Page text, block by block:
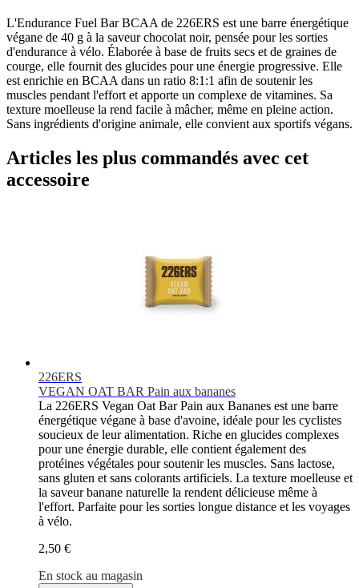
L'Endurance Fuel Bar BCAA de 226ERS est une barre énergétique
végane de 40 g à la saveur chocolat noir, pensée pour les sorties
d'endurance à vélo. Élaborée à base de fruits secs et de graines de
courge, elle fournit des glucides pour une énergie progressive. Elle
est enrichie en BCAA dans un ratio 8:1:1 afin de soutenir les
muscles pendant l'effort et apporte un complexe de vitamines. Sa
texture moelleuse la rend facile à mâcher, même en pleine action.
Sans ingrédients d'origine animale, elle convient aux sportifs végans.
Articles les plus commandés avec cet
accessoire
226ERS
VEGAN OAT BAR Pain aux bananes
La 226ERS Vegan Oat Bar Pain aux Bananes est une barre
énergétique végane à base d'avoine, idéale pour les cyclistes
soucieux de leur alimentation. Riche en glucides complexes
pour une énergie durable, elle contient également des
protéines végétales pour soutenir les muscles. Sans lactose,
sans gluten et sans colorants artificiels. La texture moelleuse et
la saveur banane naturelle la rendent délicieuse même à
l'effort. Parfaite pour les sorties longue distance et les voyages
à vélo.
2,50 €
En stock au magasin